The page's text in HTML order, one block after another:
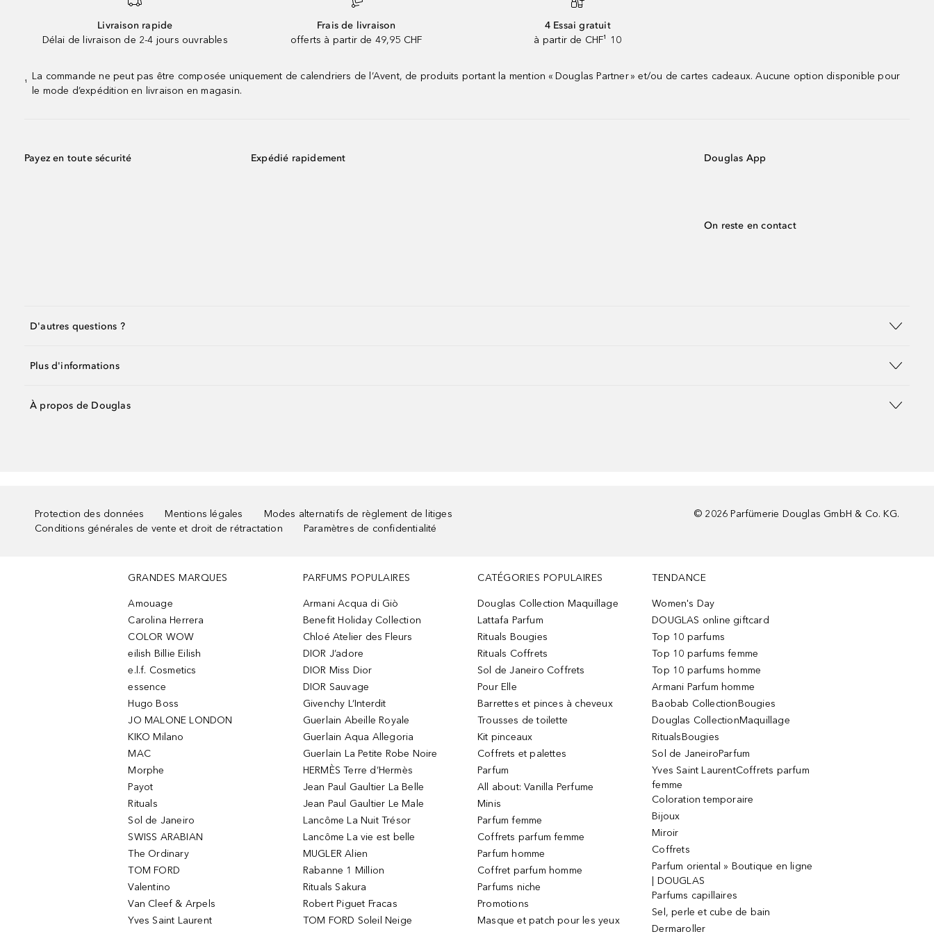
Livraison rapide
Délai de livraison de 2-4 jours ouvrables
Frais de livraison
offerts à partir de 49,95 CHF
4 Essai gratuit
à partir de CHF¹ 10
¹
La commande ne peut pas être composée uniquement de calendriers de l’Avent, de produits portant la mention « Douglas Partner » et/ou de cartes cadeaux. Aucune option disponible pour
le mode d’expédition en livraison en magasin.
Payez en toute sécurité Expédié rapidement Douglas App
On reste en contact
D'autres questions ?
Plus d'informations
À propos de Douglas
Protection des données Mentions légales
Modes alternatifs de règlement de litiges
Conditions générales de vente et droit de rétractation
Paramètres de confidentialité
© 2026 Parfümerie Douglas GmbH & Co. KG.
GRANDES MARQUES
Amouage
Carolina Herrera
COLOR WOW
eilish Billie Eilish
e.l.f. Cosmetics
essence
Hugo Boss
JO MALONE LONDON
KIKO Milano
MAC
Morphe
Payot
Rituals
Sol de Janeiro
SWISS ARABIAN
The Ordinary
TOM FORD
Valentino
Van Cleef & Arpels
Yves Saint Laurent
PARFUMS POPULAIRES
Armani Acqua di Giò
Benefit Holiday Collection
Chloé Atelier des Fleurs
DIOR J’adore
DIOR Miss Dior
DIOR Sauvage
Givenchy L’Interdit
Guerlain Abeille Royale
Guerlain Aqua Allegoria
Guerlain La Petite Robe Noire
HERMÈS Terre d’Hermès
Jean Paul Gaultier La Belle
Jean Paul Gaultier Le Male
Lancôme La Nuit Trésor
Lancôme La vie est belle
MUGLER Alien
Rabanne 1 Million
Rituals Sakura
Robert Piguet Fracas
TOM FORD Soleil Neige
CATÉGORIES POPULAIRES
Douglas Collection Maquillage
Lattafa Parfum
Rituals Bougies
Rituals Coffrets
Sol de Janeiro Coffrets
Pour Elle
Barrettes et pinces à cheveux
Trousses de toilette
Kit pinceaux
Coffrets et palettes
Parfum
All about: Vanilla Perfume
Minis
Parfum femme
Coffrets parfum femme
Parfum homme
Coffret parfum homme
Parfums niche
Promotions
Masque et patch pour les yeux
TENDANCE
Women's Day
DOUGLAS online giftcard
Top 10 parfums
Top 10 parfums femme
Top 10 parfums homme
Armani Parfum homme
Baobab CollectionBougies
Douglas CollectionMaquillage
RitualsBougies
Sol de JaneiroParfum
Yves Saint LaurentCoffrets parfum
femme
Coloration temporaire
Bijoux
Miroir
Coffrets
Parfum oriental » Boutique en ligne
| DOUGLAS
Parfums capillaires
Sel, perle et cube de bain
Dermaroller